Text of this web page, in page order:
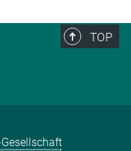
TOP